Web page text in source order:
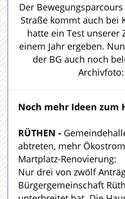
Der
Straße kommt auch bei
hatte ein Test unserer
einem Jahr ergeben.
der BG auch noch
Noch mehr Ideen zum
RÜTHEN -
abtreten, mehr
Martplatz-Renovierung:
Nur drei von zwölf
Bürgergemeinschaft